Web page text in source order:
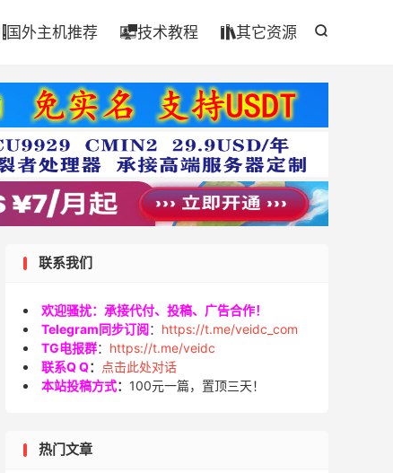

国外主机推荐 技术教程 其它资源
联系我们
欢迎骚扰：承接代付、投稿、广告合作！
Telegram同步订阅： https://t.me/veidc_com
TG电报群： https://t.me/veidc
联系Q Q：
点击此处对话
本站投稿方式： 100元一篇，置顶三天！
热门文章